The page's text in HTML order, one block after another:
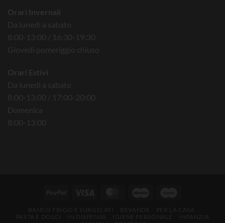
Orari Invernali
Da lunedì a sabato
8:00-13:00 / 16:30-19:30
Giovedì pomeriggio chiuso
Orari Estivi
Da lunedì a sabato
8:00-13:00 / 17:00-20:00
Domenica
8:00-13:00